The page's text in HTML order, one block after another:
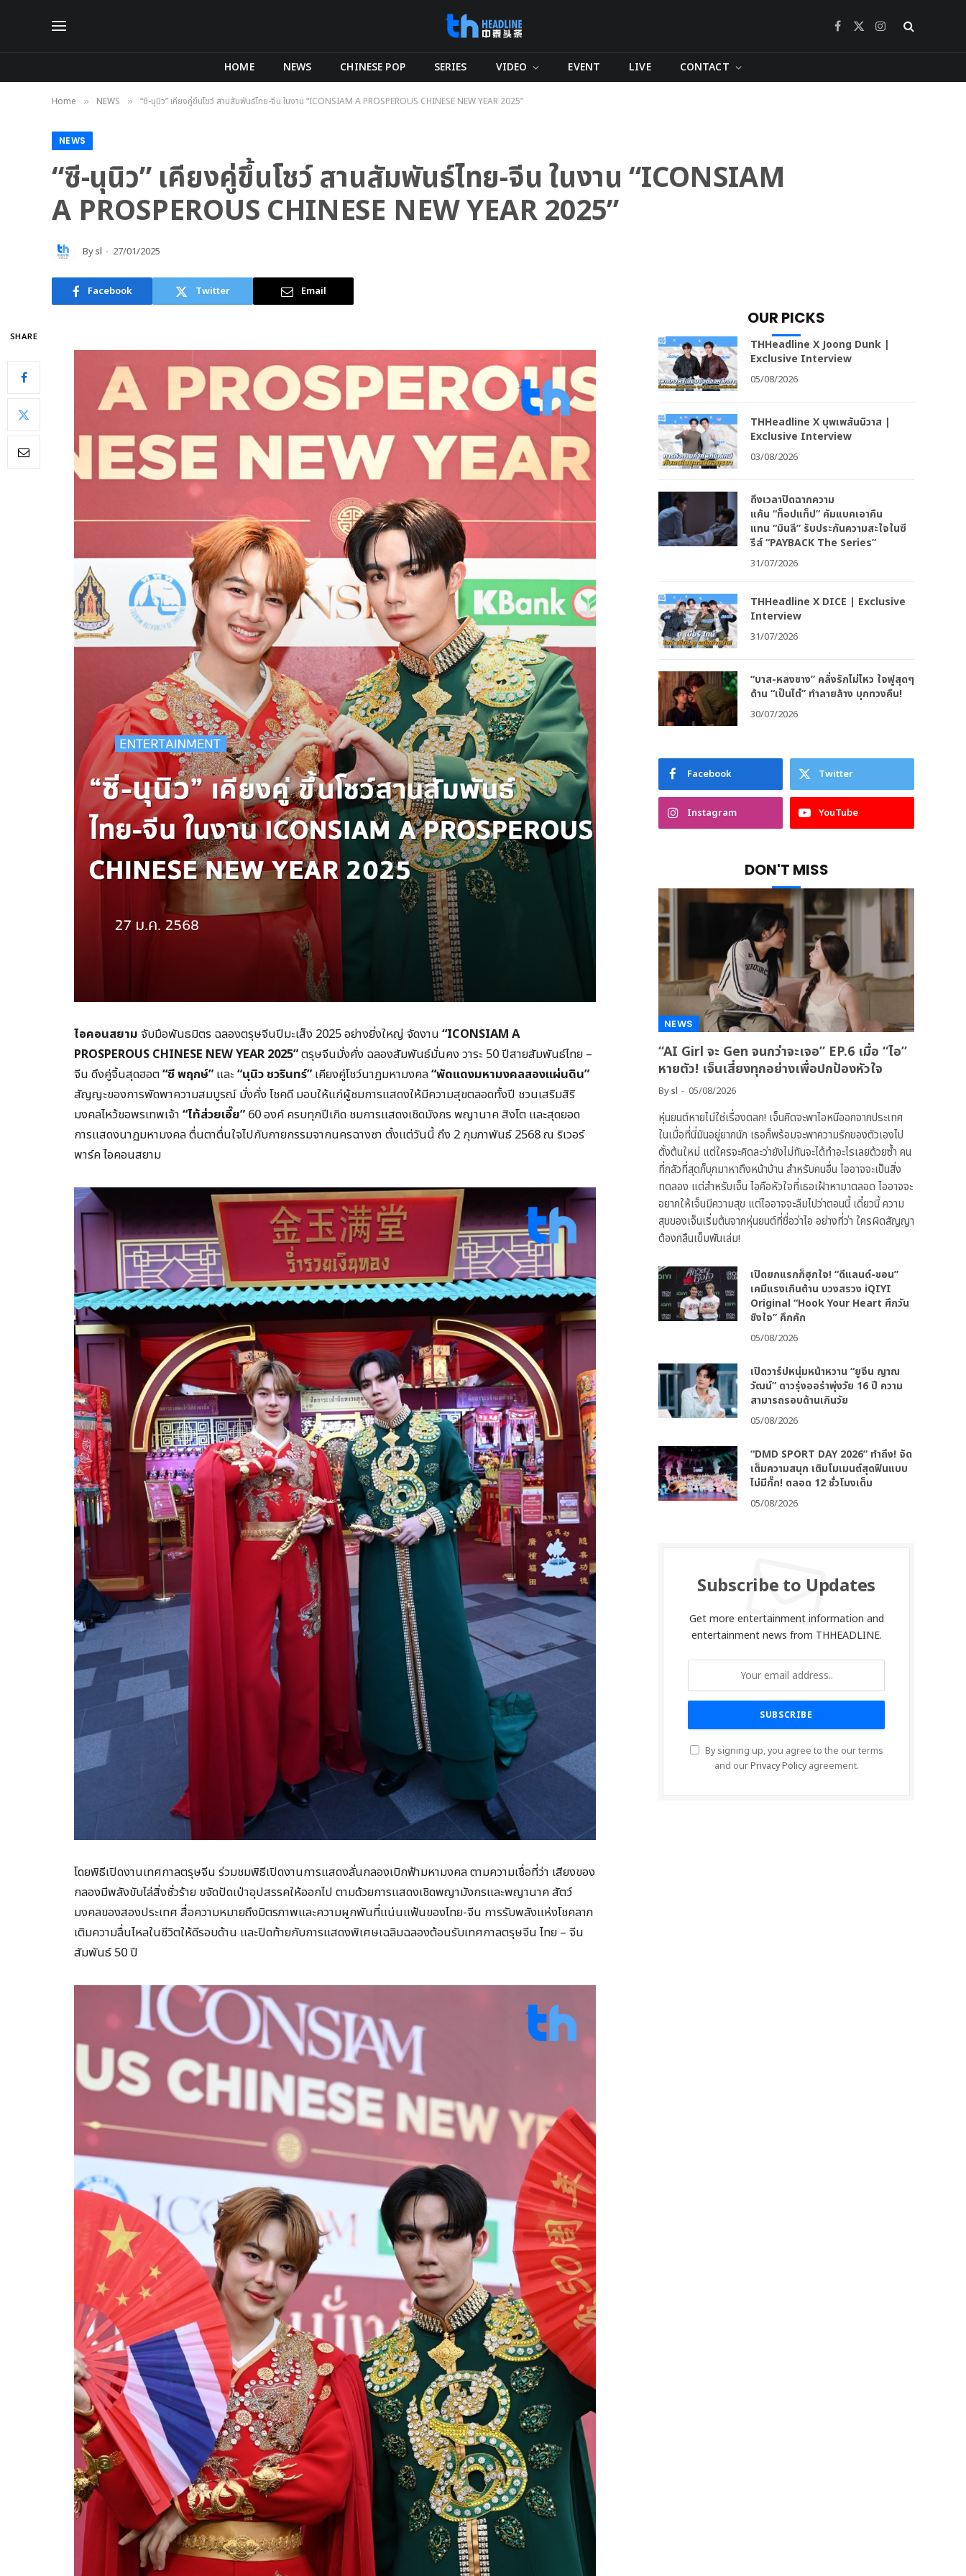
Facebook
X
Instagram
HOME NEWS CHINESE POP SERIES VIDEO EVENT LIVE CONTACT
Home » NEWS » “ซี-นุนิว” เคียงคู่ขึ้นโชว์ สานสัมพันธ์ไทย-จีน ในงาน “ICONSIAM A PROSPEROUS CHINESE NEW YEAR 2025”
NEWS
“ซี-นุนิว” เคียงคู่ขึ้นโชว์ สานสัมพันธ์ไทย-จีน ในงาน “ICONSIAM
A PROSPEROUS CHINESE NEW YEAR 2025”
Bysl 27/01/2025
Facebook Twitter Email
SHARE
ไอคอนสยาม จับมือพันธมิตร ฉลองตรุษจีนปีมะเส็ง 2025 อย่างยิ่งใหญ่ จัดงาน “ICONSIAM A
PROSPEROUS CHINESE NEW YEAR 2025”ตรุษจีนมั่งคั่ง ฉลองสัมพันธ์มั่นคง วาระ 50 ปีสายสัมพันธ์ไทย –
จีน ดึงคู่จิ้นสุดฮอต“ซี พฤกษ์” และ“นุนิว ชวรินทร์” เคียงคู่โชว์นาฏมหามงคล“พัดแดงมหามงคลสองแผ่นดิน”
สัญญะของการพัดพาความสมบูรณ์ มั่งคั่ง โชคดี มอบให้แก่ผู้ชมการแสดงให้มีความสุขตลอดทั้งปี ชวนเสริมสิริ
มงคลไหว้ขอพรเทพเจ้า “ไท้ส่วยเอี๊ย” 60 องค์ ครบทุกปีเกิด ชมการแสดงเชิดมังกร พญานาค สิงโต และสุดยอด
การแสดงนาฏมหามงคล ตื่นตาตื่นใจไปกับกายกรรมจากนครฉางซา ตั้งแต่วันนี้ ถึง 2 กุมภาพันธ์ 2568 ณ ริเวอร์
พาร์ค ไอคอนสยาม
โดยพิธีเปิดงานเทศกาลตรุษจีน ร่วมชมพิธีเปิดงานการแสดงลั่นกลองเบิกฟ้ามหามงคล ตามความเชื่อที่ว่า เสียงของ
กลองมีพลังขับไล่สิ่งชั่วร้าย ขจัดปัดเป่าอุปสรรคให้ออกไป ตามด้วยการแสดงเชิดพญามังกรและพญานาค สัตว์
มงคลของสองประเทศ สื่อความหมายถึงมิตรภาพและความผูกพันที่แน่นแฟ้นของไทย-จีน การรับพลังแห่งโชคลาภ
เติมความลื่นไหลในชีวิตให้ดีรอบด้าน และปิดท้ายกับการแสดงพิเศษเฉลิมฉลองต้อนรับเทศกาลตรุษจีน ไทย – จีน
สัมพันธ์ 50 ปี
OUR PICKS
THHeadline X Joong Dunk |
Exclusive Interview
05/08/2026
THHeadline X บุพเพสันนิวาส |
Exclusive Interview
03/08/2026
ถึงเวลาปิดฉากความ
แค้น “ท็อปแท็ป” คัมแบคเอาคืน
แทน “มินลี” รับประกันความสะใจในซี
รีส์ “PAYBACK The Series”
31/07/2026
THHeadline X DICE | Exclusive
Interview
31/07/2026
“บาส-หลงชาง” คลั่งรักไม่ไหว ใจฟูสุดๆ
ด้าน “เป็นไต๋” ทำลายล้าง บุกทวงคืน!
30/07/2026
Facebook Twitter
Instagram YouTube
DON'T MISS
NEWS
“AI Girl จะ Gen จนกว่าจะเจอ” EP.6 เมื่อ “ไอ”
หายตัว! เจ็นเสี่ยงทุกอย่างเพื่อปกป้องหัวใจ
Bysl 05/08/2026
หุ่นยนต์หายไม่ใช่เรื่องตลก! เจ็นคิดจะพาไอหนีออกจากประเทศ
ในเมื่อที่นี่มันอยู่ยากนัก เธอก็พร้อมจะพาความรักของตัวเองไป
ตั้งต้นใหม่ แต่ใครจะคิดละว่ายังไม่ทันจะได้ทำอะไรเลยด้วยซ้ำ คน
ที่กลัวที่สุดก็บุกมาหาถึงหน้าบ้าน สำหรับคนอื่น ไออาจจะเป็นสิ่ง
ทดลอง แต่สำหรับเจ็น ไอคือหัวใจที่เธอเฝ้าหามาตลอด ไออาจจะ
อยากให้เจ็นมีความสุข แต่ไออาจจะลืมไปว่าตอนนี้ เดี๋ยวนี้ ความ
สุขของเจ็นเริ่มต้นจากหุ่นยนต์ที่ชื่อว่าไอ อย่างที่ว่า ใครผิดสัญญา
ต้องกลืนเข็มพันเล่ม!
เปิดยกแรกก็ฮุกใจ! “ดีแลนด์-ชอน”
เคมีแรงเกินต้าน บวงสรวง iQIYI
Original “Hook Your Heart ศึกวัน
ชิงใจ” คึกคัก
05/08/2026
เปิดวาร์ปหนุ่มหน้าหวาน “ยูจีน ญาณ
วัฒน์” ดาวรุ่งออร่าพุ่งวัย 16 ปี ความ
สามารถรอบด้านเกินวัย
05/08/2026
“DMD SPORT DAY 2026” ทำถึง! จัด
เต็มความสนุก เติมโมเมนต์สุดฟินแบบ
ไม่มีกั๊ก! ตลอด 12 ชั่วโมงเต็ม
05/08/2026
Subscribe to Updates
Get more entertainment information and
entertainment news from THHEADLINE.
By signing up, you agree to the our terms
and ourPrivacy Policyagreement.